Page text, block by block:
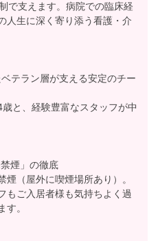
で支えます。病院での臨床経
人生に深く寄り添う看護・介
テラン層が支える安定のチー
と、経験豊富なスタッフが中
煙」の徹底
（屋外に喫煙場所あり）。
もご入居者様も気持ちよく過
す。